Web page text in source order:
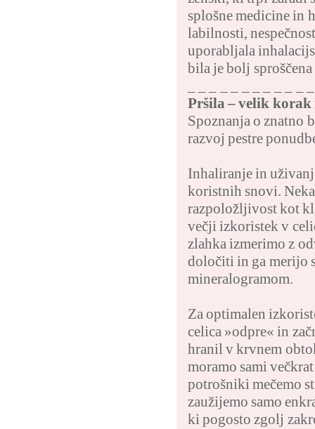
splošne medicine in
labilnosti,
uporabljala
bila je bolj
Pršila – velik
Spoznanja o
razvoj pestre
Inhaliranje in
koristnih snovi.
razpoložljivost kot
večji izkoristek v
zlahka izmerimo z
določiti in ga merijo
mineralogramom.
Za optimalen
celica »odpre« in
hranil v krvnem
moramo sami
potrošniki mečemo
zaužijemo samo
ki pogosto zgolj